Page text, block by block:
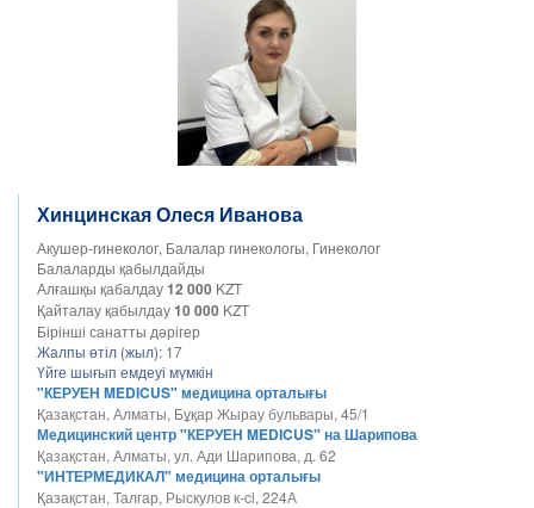
Хинцинская Олеся Иванова
Акушер-гинеколог, Балалар гинекологы, Гинеколог
Балаларды қабылдайды
Алғашқы қабалдау12 000 KZT
Қайталау қабылдау10 000 KZT
Бірінші санатты дәрігер
Жалпы өтіл (жыл): 17
Үйге шығып емдеуі мүмкін
"КЕРУЕН MEDICUS" медицина орталығы
Қазақстан, Алматы, Бұқар Жырау бульвары, 45/1
Медицинский центр "КЕРУЕН MEDICUS" на Шарипова
Қазақстан, Алматы, ул. Ади Шарипова, д. 62
"ИНТЕРМЕДИКАЛ" медицина орталығы
Қазақстан, Талгар, Рыскулов к-ci, 224А